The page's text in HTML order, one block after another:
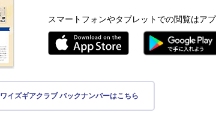
スマートフォンやタブレットでの閲覧はア
ワイズギアクラブ バックナンバーはこちら